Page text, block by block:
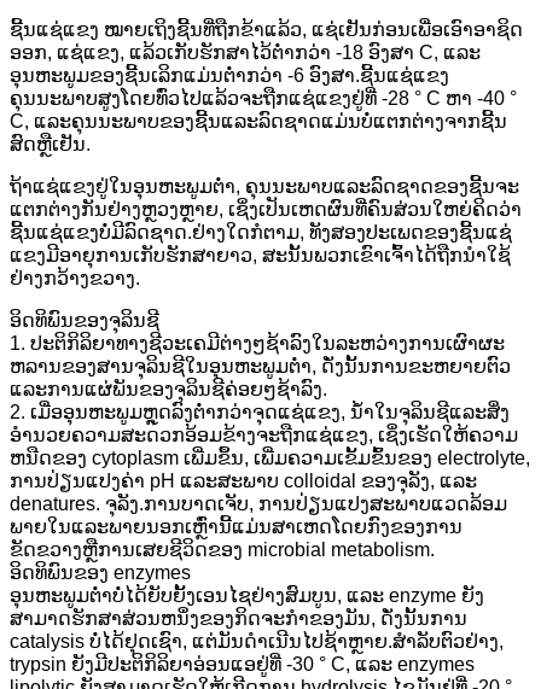
ຊີ້ນແຊ່ແຂງ ໝາຍເຖິງຊີ້ນທີ່ຖືກຂ້າແລ້ວ, ແຊ່ເຢັນກ່ອນເພື່ອເອົາອາຊິດ
ອອກ, ແຊ່ແຂງ, ແລ້ວເກັບຮັກສາໄວ້ຕ່ໍາກວ່າ -18 ອົງສາ C, ແລະ
ອຸນຫະພູມຂອງຊີ້ນເລິກແມ່ນຕ່ໍາກວ່າ -6 ອົງສາ.ຊີ້ນແຊ່ແຂງ
ຄຸນນະພາບສູງໂດຍທົ່ວໄປແລ້ວຈະຖືກແຊ່ແຂງຢູ່ທີ່ -28 ° C ຫາ -40 °
C, ແລະຄຸນນະພາບຂອງຊີ້ນແລະລົດຊາດແມ່ນບໍ່ແຕກຕ່າງຈາກຊີ້ນ
ສົດຫຼືເຢັນ.
ຖ້າແຊ່ແຂງຢູ່ໃນອຸນຫະພູມຕ່ໍາ, ຄຸນນະພາບແລະລົດຊາດຂອງຊີ້ນຈະ
ແຕກຕ່າງກັນຢ່າງຫຼວງຫຼາຍ, ເຊິ່ງເປັນເຫດຜົນທີ່ຄົນສ່ວນໃຫຍ່ຄິດວ່າ
ຊີ້ນແຊ່ແຂງບໍ່ມີລົດຊາດ.ຢ່າງໃດກໍຕາມ, ທັງສອງປະເພດຂອງຊີ້ນແຊ່
ແຂງມີອາຍຸການເກັບຮັກສາຍາວ, ສະນັ້ນພວກເຂົາເຈົ້າໄດ້ຖືກນໍາໃຊ້
ຢ່າງກວ້າງຂວາງ.
ອິດທິພົນຂອງຈຸລິນຊີ
1. ປະຕິກິລິຍາທາງຊີວະເຄມີຕ່າງໆຊ້າລົງໃນລະຫວ່າງການເຜົາຜະ
ຫລານຂອງສານຈຸລິນຊີໃນອຸນຫະພູມຕ່ໍາ, ດັ່ງນັ້ນການຂະຫຍາຍຕົວ
ແລະການແຜ່ພັນຂອງຈຸລິນຊີຄ່ອຍໆຊ້າລົງ.
2. ເມື່ອອຸນຫະພູມຫຼຸດລົງຕໍ່າກວ່າຈຸດແຊ່ແຂງ, ນໍ້າໃນຈຸລິນຊີແລະສິ່ງ
ອໍານວຍຄວາມສະດວກອ້ອມຂ້າງຈະຖືກແຊ່ແຂງ, ເຊິ່ງເຮັດໃຫ້ຄວາມ
ຫນືດຂອງ cytoplasm ເພີ່ມຂຶ້ນ, ເພີ່ມຄວາມເຂັ້ມຂົ້ນຂອງ electrolyte,
ການປ່ຽນແປງຄ່າ pH ແລະສະພາບ colloidal ຂອງຈຸລັງ, ແລະ
denatures. ຈຸລັງ.ການບາດເຈັບ, ການປ່ຽນແປງສະພາບແວດລ້ອມ
ພາຍໃນແລະພາຍນອກເຫຼົ່ານີ້ແມ່ນສາເຫດໂດຍກົງຂອງການ
ຂັດຂວາງຫຼືການເສຍຊີວິດຂອງ microbial metabolism.
ອິດທິພົນຂອງ enzymes
ອຸນຫະພູມຕ່ໍາບໍ່ໄດ້ຍັບຍັ້ງເອນໄຊຢ່າງສົມບູນ, ແລະ enzyme ຍັງ
ສາມາດຮັກສາສ່ວນຫນຶ່ງຂອງກິດຈະກໍາຂອງມັນ, ດັ່ງນັ້ນການ
catalysis ບໍ່ໄດ້ຢຸດເຊົາ, ແຕ່ມັນດໍາເນີນໄປຊ້າຫຼາຍ.ສໍາລັບຕົວຢ່າງ,
trypsin ຍັງມີປະຕິກິລິຍາອ່ອນແອຢູ່ທີ່ -30 ° C, ແລະ enzymes